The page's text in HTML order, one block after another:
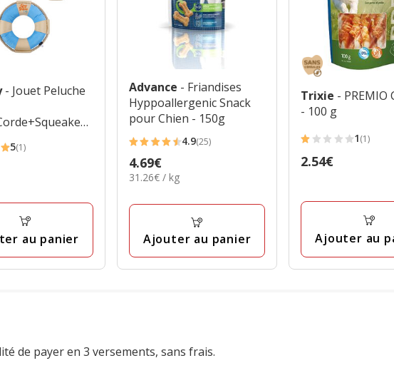
- Jouet Peluche
-
5(1)
au panier
Advance - Friandises
Hyppoallergenic Snack
pour Chien - 150g
4.9
étoiles
avec
25
4.9(25)
Prix
4.69€
4.69€
31.26€
Kg
31.26€ / kg
Ajouter au panier
Trixie - PREMIO
- 100 g
1
étoiles
1
1(1)
Prix
2.54€
Ajouter au
de payer en 3 versements, sans frais.